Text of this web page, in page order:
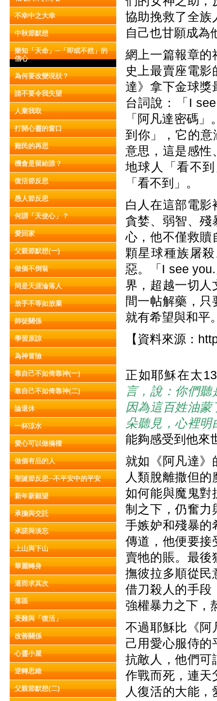
不幸中之大幸
中秋節默想
樂知「天命」─「即或不然」的
信心
為何要改變現狀？
請不要令我失望
人棄我取
打開心靈的窗口
難民的再思
機會是留給誰？
復活節反思
愚人節反思
何謂「天使心」？
愛回家
父親節默想(一)
做個不倒翁
同是天涯淪落人
放手不等如放棄
師徒關係
學習原諒
為神冒險
靠自己不如倚靠神(一)
靠自己不如倚靠神(二)
論退休
一杯涼水
愛心可以做橋樑
做個有品的人
聖誕節反思─不平安中的平安
新年新願望
承擔與交託
承諾與淡忘
上山與下山
華麗轉身
退而求其次
落區
受難與「復活」
改善關係
心靈小屋
逆轉思維
父親節默想(二)
協助挽救了全族
自己也甘願成為
網上一篇報章的
史上最賣座電
達》拿下金球獎
台詞說：「I
「阿凡達密碼
到你」，它的
意思，這是感性
地球人「看不
「看不到」。
白人在這部電影
貪婪、弱智、殘
心，他不僅救贖
顆星球種族屠
惡。「I see
界，超越一切人
間一帖解藥，
就有希望與和平
【資料來源：
正如耶穌在太
言，說：你們
因為這百姓油
朵聽見，心裡
能夠感受到他來
就如《阿凡達》
人類脫離撒但
如何能與魔鬼對
制之下，仍奮力
手嫉妒和殘暴的
傳道，他便要接
賣牠的賬。最後
撫彼拉多順從民
借刀殺人的手段
強權暴力之下，
不過耶穌比《阿
己用愛心服侍的
抗敵人，他們可
作戰而死，連天
人復活的大能